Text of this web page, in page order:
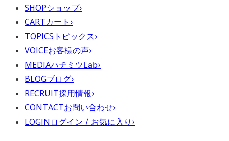
SHOPショップ›
CARTカート ›
TOPICS トピックス›
VOICEお客様の声›
MEDIAハチミツLab›
BLOGブログ›
RECRUIT採用情報›
CONTACTお問い合わせ›
LOGIN ログイン / お気に入り ›